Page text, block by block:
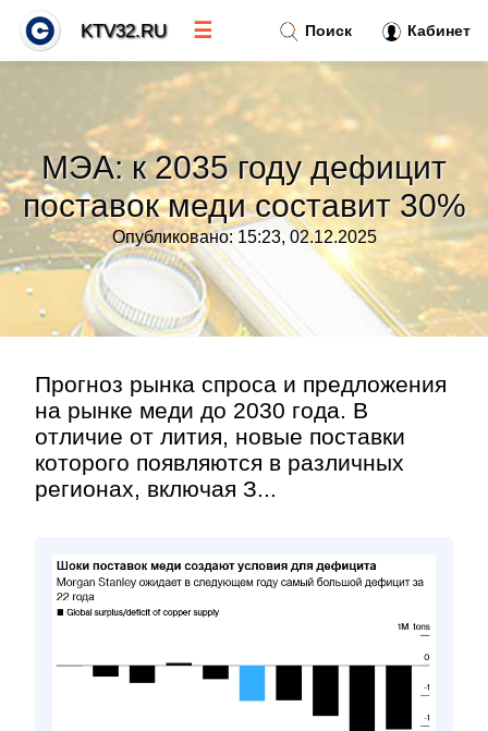
МЭА: к 2035 году дефицит
поставок меди составит 30%
Опубликовано: 15:23, 02.12.2025
Прогноз рынка спроса и предложения
на рынке меди до 2030 года. В
отличие от лития, новые поставки
которого появляются в различных
регионах, включая З...
Поиск Кабинет
KTV32.RU ☰
Тренды новостей»
Рубрики»
Правила»
Контакт»